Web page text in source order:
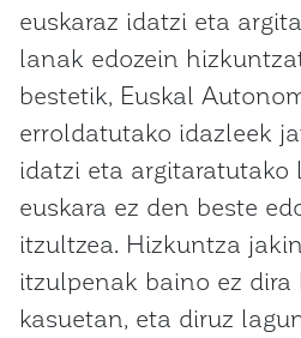
euskaraz idatzi eta
lanak edozein
bestetik, Euskal
erroldatutako idazleek
idatzi eta argitaratutako
euskara ez den beste
itzultzea. Hizkuntza
itzulpenak baino ez dira
kasuetan, eta diruz